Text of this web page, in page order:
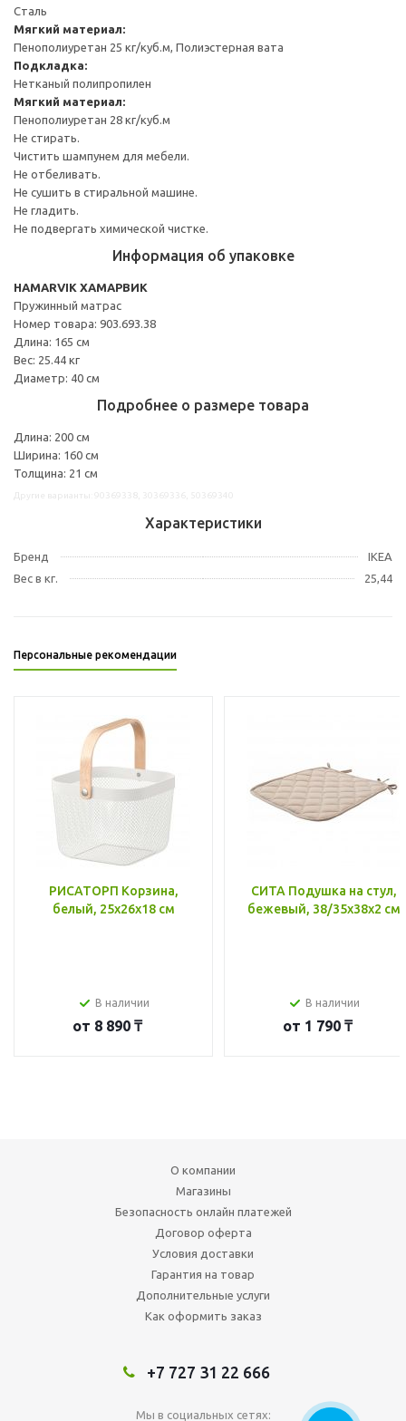
Сталь
Мягкий материал:
Пенополиуретан 25 кг/куб.м, Полиэстерная вата
Подкладка:
Нетканый полипропилен
Мягкий материал:
Пенополиуретан 28 кг/куб.м
Не стирать.
Чистить шампунем для мебели.
Не отбеливать.
Не сушить в стиральной машине.
Не гладить.
Не подвергать химической чистке.
Информация об упаковке
HAMARVIK ХАМАРВИК
Пружинный матрас
Номер товара: 903.693.38
Длина: 165 см
Вес: 25.44 кг
Диаметр: 40 см
Подробнее о размере товара
Длина: 200 см
Ширина: 160 см
Толщина: 21 см
Характеристики
Бренд
IKEA
Вес в кг.
25,44
Персональные рекомендации
РИСАТОРП Корзина,
белый, 25x26x18 см
В наличии
от 8 890 ₸
СИТА Подушка на стул,
бежевый, 38/35x38x2 см
В наличии
от 1 790 ₸
О компании
Магазины
Безопасность онлайн платежей
Договор оферта
Условия доставки
Гарантия на товар
Дополнительные услуги
Как оформить заказ
+7 727 31 22 666
Мы в социальных сетях: